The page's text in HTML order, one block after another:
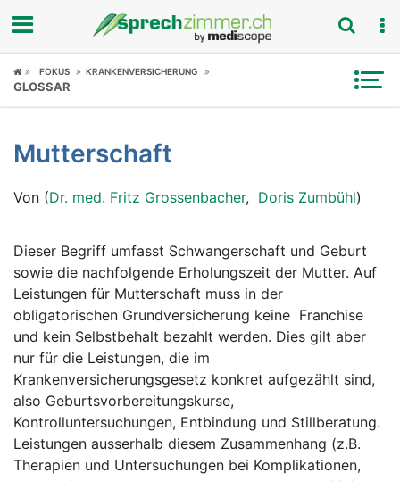
Fokus
Symptome
Untersuchungen
News
Ratgeber
Rubriken
FOKUS KRANKENVERSICHERUNG
GLOSSAR
Mutterschaft
Von (Dr. med. Fritz Grossenbacher, Doris Zumbühl)
Dieser Begriff umfasst Schwangerschaft und Geburt
sowie die nachfolgende Erholungszeit der Mutter. Auf
Leistungen für Mutterschaft muss in der
obligatorischen Grundversicherung keine Franchise
und kein Selbstbehalt bezahlt werden. Dies gilt aber
nur für die Leistungen, die im
Krankenversicherungsgesetz konkret aufgezählt sind,
also Geburtsvorbereitungskurse,
Kontrolluntersuchungen, Entbindung und Stillberatung.
Leistungen ausserhalb diesem Zusammenhang (z.B.
Therapien und Untersuchungen bei Komplikationen,